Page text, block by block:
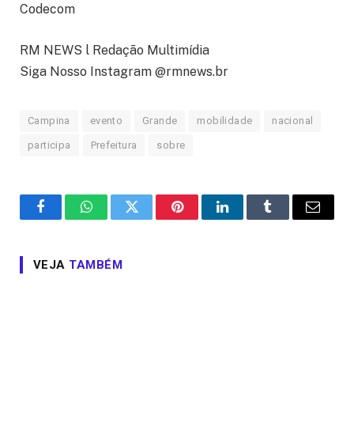
Codecom
RM NEWS l Redação Multimídia
Siga Nosso Instagram @rmnews.br
Campina evento Grande mobilidade nacional
participa Prefeitura sobre
FacebookWhatsAppTwitter PinterestLinkedInTumblr Email
VEJA TAMBÉM